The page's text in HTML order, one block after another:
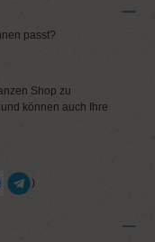
passt?
Shop zu
können auch Ihre
)